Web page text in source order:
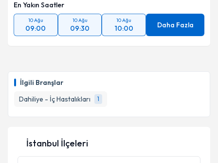
İlgili Branşlar
Dahiliye - İç Hastalıkları
1
Takvim Talebini Gönder
En Yakın Saatler
10 Ağu
09:00
10 Ağu
09:30
10 Ağu
10:00 Daha Fazla
İstanbul İlçeleri